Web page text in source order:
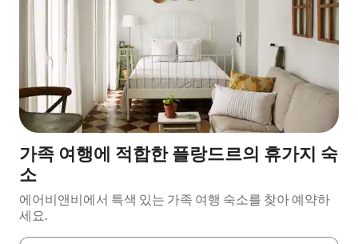
가족 여행에 적합한 플랑드르의 휴가지 숙
소
에어비앤비에서 특색 있는 가족 여행 숙소를 찾아 예약하
세요.